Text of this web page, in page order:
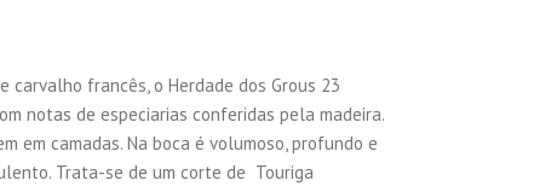
carvalho francês, o Herdade dos Grous 23
notas de especiarias conferidas pela madeira.
em camadas. Na boca é volumoso, profundo e
Trata-se de um corte de Touriga